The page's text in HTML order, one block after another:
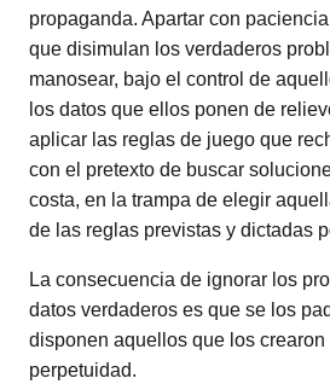
propaganda. Apartar con
que disimulan los verdaderos
manosear, bajo el control de
los datos que ellos ponen de
aplicar las reglas de juego que
con el pretexto de buscar
costa, en la trampa de elegir
de las reglas previstas y dictadas
La consecuencia de ignorar los
datos verdaderos es que se los
disponen aquellos que los crearon
perpetuidad.